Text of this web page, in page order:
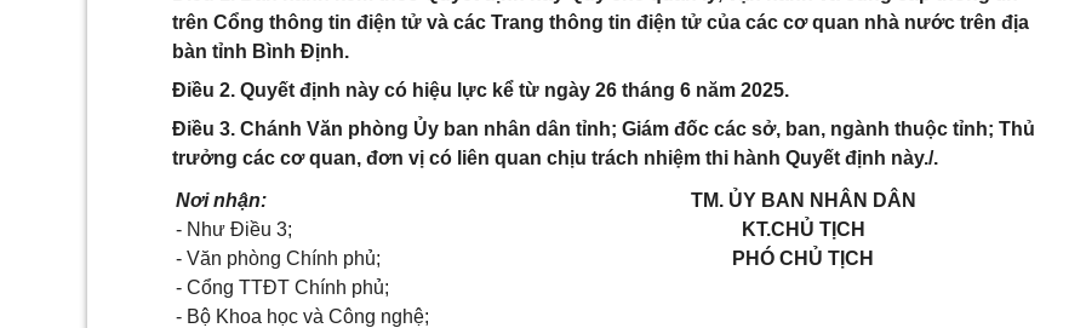
trên Cổng thông tin điện tử và các Trang thông tin điện tử của các cơ quan nhà nước trên địa
bàn tỉnh Bình Định.
Điều 2. Quyết định này có hiệu lực kể từ ngày 26 tháng 6 năm 2025.
Điều 3. Chánh Văn phòng Ủy ban nhân dân tỉnh; Giám đốc các sở, ban, ngành thuộc tỉnh; Thủ
trưởng các cơ quan, đơn vị có liên quan chịu trách nhiệm thi hành Quyết định này./.
Nơi nhận:
- Như Điều 3;
- Văn phòng Chính phủ;
- Cổng TTĐT Chính phủ;
- Bộ Khoa học và Công nghệ;
TM. ỦY BAN NHÂN DÂN
KT.CHỦ TỊCH
PHÓ CHỦ TỊCH